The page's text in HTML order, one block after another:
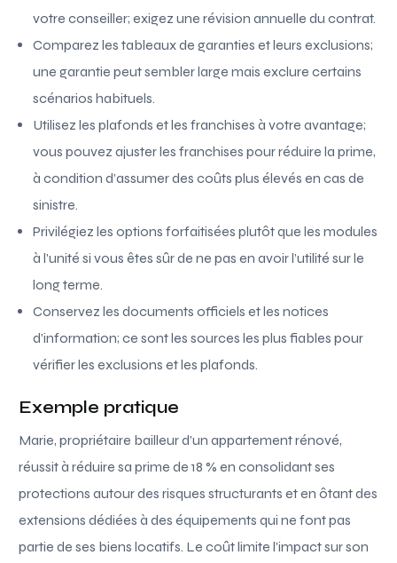
votre conseiller; exigez une révision annuelle du contrat.
Comparez les tableaux de garanties et leurs exclusions;
une garantie peut sembler large mais exclure certains
scénarios habituels.
Utilisez les plafonds et les franchises à votre avantage;
vous pouvez ajuster les franchises pour réduire la prime,
à condition d’assumer des coûts plus élevés en cas de
sinistre.
Privilégiez les options forfaitisées plutôt que les modules
à l’unité si vous êtes sûr de ne pas en avoir l’utilité sur le
long terme.
Conservez les documents officiels et les notices
d’information; ce sont les sources les plus fiables pour
vérifier les exclusions et les plafonds.
Exemple pratique
Marie, propriétaire bailleur d’un appartement rénové,
réussit à réduire sa prime de 18 % en consolidant ses
protections autour des risques structurants et en ôtant des
extensions dédiées à des équipements qui ne font pas
partie de ses biens locatifs. Le coût limite l’impact sur son